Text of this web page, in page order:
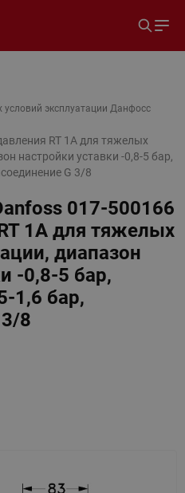
условий эксплуатации Данфосс
RT 1A для тяжелых
настройки уставки -0,8-5 бар,
G 3/8
017-500166
1A для тяжелых
диапазон
-0,8-5 бар,
1,6 бар,
8